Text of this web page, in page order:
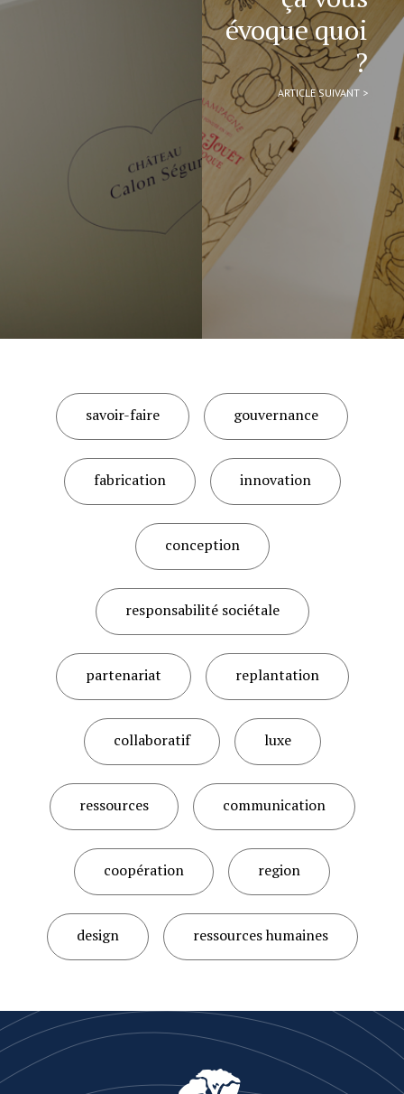
évoque quoi
?
ARTICLE SUIVANT >
savoir-faire gouvernance
fabrication innovation
conception
responsabilité sociétale
partenariat replantation
collaboratif luxe
ressources communication
coopération region
design ressources humaines